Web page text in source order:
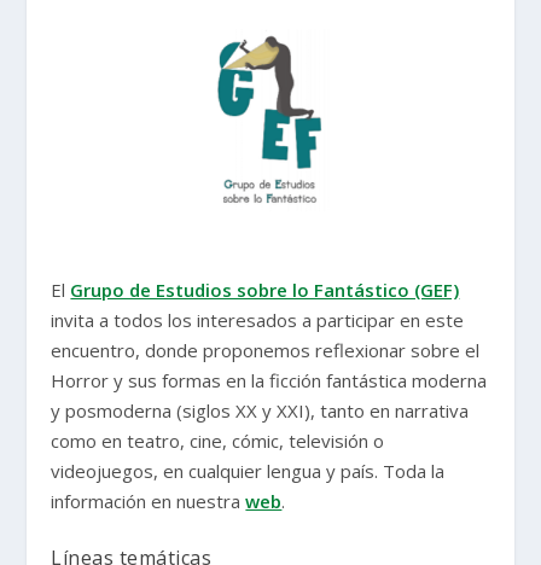
El Grupo de Estudios sobre lo Fantástico (GEF)
invita a todos los interesados a participar en este
encuentro, donde proponemos reflexionar sobre el
Horror y sus formas en la ficción fantástica moderna
y posmoderna (siglos XX y XXI), tanto en narrativa
como en teatro, cine, cómic, televisión o
videojuegos, en cualquier lengua y país. Toda la
información en nuestraweb.
Líneas temáticas